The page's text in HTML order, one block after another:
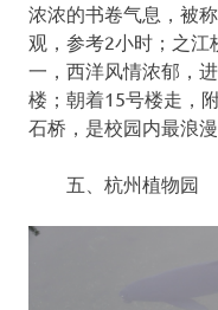
浓浓的书卷气息，被
观，参考2小时；之江
一，西洋风情浓郁，
楼；朝着15号楼走，
石桥，是校园内最浪漫
五、杭州植物园